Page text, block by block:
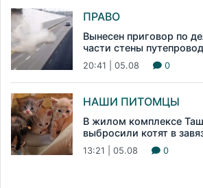
ПРАВО
Вынесен приговор по
части стены
20:41 | 05.08 0
НАШИ ПИТОМЦЫ
В жилом комплексе
выбросили котят в
13:21 | 05.08 0